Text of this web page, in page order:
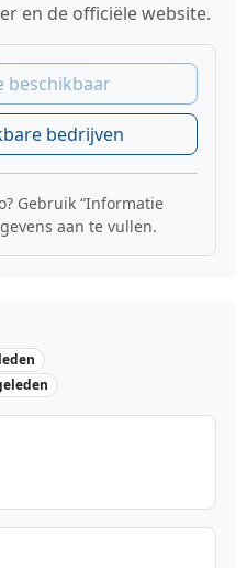
en de officiële website.
beschikbaar
bedrijven
Gebruik “Informatie
aan te vullen.